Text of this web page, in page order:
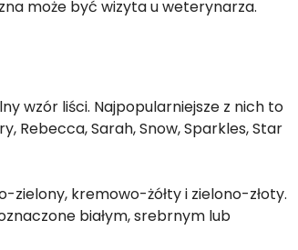
może być wizyta u weterynarza.
wzór liści. Najpopularniejsze z nich to
Rebecca, Sarah, Snow, Sparkles, Star
zielony, kremowo-żółty i zielono-złoty.
białym, srebrnym lub